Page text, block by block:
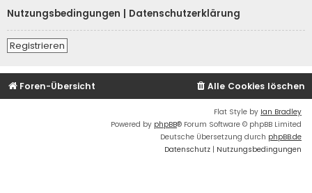
Nutzungsbedingungen
Datenschutzerklärung
Registrieren
Foren-Übersicht Alle Cookies löschen
Flat Style by Ian Bradley
Powered by phpBB® Forum Software © phpBB Limited
Deutsche Übersetzung durch phpBB.de
Datenschutz | Nutzungsbedingungen